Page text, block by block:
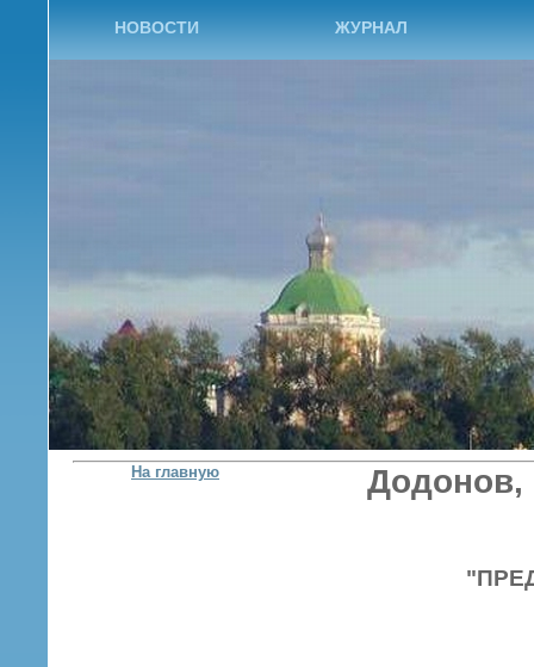
НОВОСТИ ЖУРНАЛ
На главную Додонов,